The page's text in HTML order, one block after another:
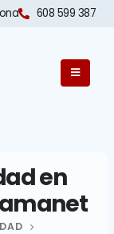
608 599 387
en